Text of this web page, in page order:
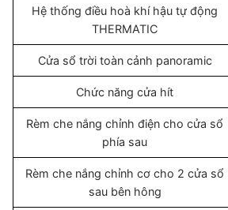
Hệ thống điều hoà khí hậu tự động
THERMATIC
Cửa sổ trời toàn cảnh panoramic
Chức năng cửa hít
Rèm che nắng chỉnh điện cho cửa sổ
phía sau
Rèm che nắng chỉnh cơ cho 2 cửa sổ
sau bên hông